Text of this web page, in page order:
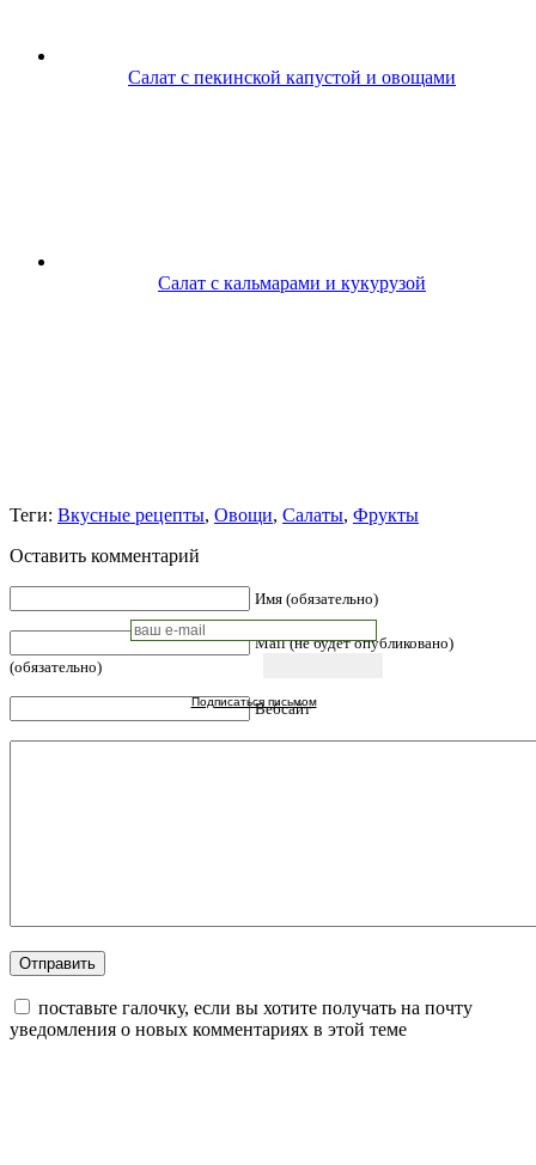
Салат с пекинской капустой и овощами
Салат с кальмарами и кукурузой
Подписаться письмом
Теги: Вкусные рецепты, Овощи, Салаты, Фрукты
Оставить комментарий
Имя (обязательно)
Mail (не будет опубликовано)
(обязательно)
Вебсайт
поставьте галочку, если вы хотите получать на почту
уведомления о новых комментариях в этой теме